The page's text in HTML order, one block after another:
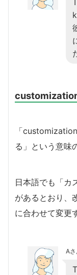
「
る」という意味
日本語でも「カ
があるとおり、
に合わせて変更
Aさ